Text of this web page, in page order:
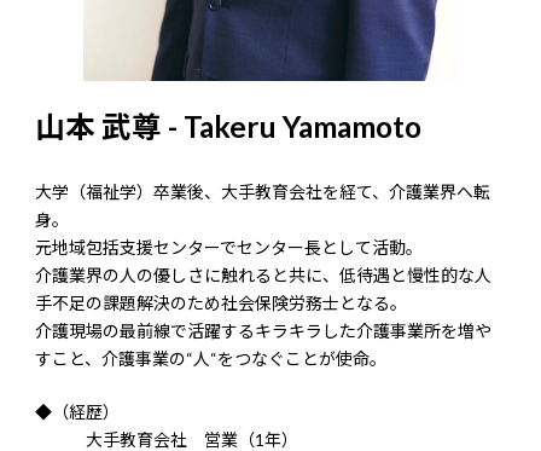
山本 武尊 - Takeru Yamamoto
大学（福祉学）卒業後、大手教育会社を経て、介護業界へ転
身。
元地域包括支援センターでセンター長として活動。
介護業界の人の優しさに触れると共に、低待遇と慢性的な人
手不足の課題解決のため社会保険労務士となる。
介護現場の最前線で活躍するキラキラした介護事業所を増や
すこと、介護事業の“人“をつなぐことが使命。
◆（経歴）
大手教育会社 営業（1年）